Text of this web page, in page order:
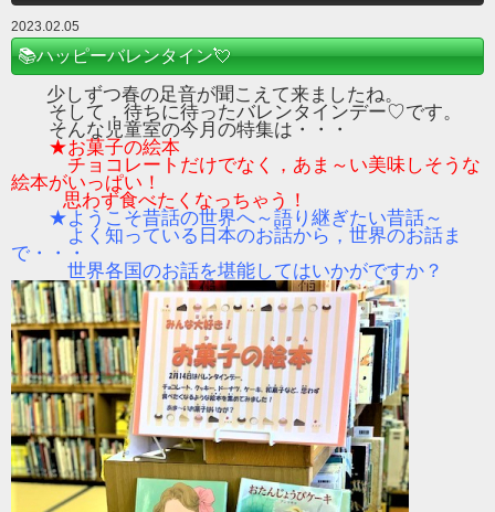
2023.02.05
📚ハッピーバレンタイン💘
少しずつ春の足音が聞こえて来ましたね。
そして，待ちに待ったバレンタインデー♡です。
そんな児童室の今月の特集は・・・
★お菓子の絵本
チョコレートだけでなく，あま～い美味しそうな
絵本がいっぱい！
思わず食べたくなっちゃう！
★ようこそ昔話の世界へ～語り継ぎたい昔話～
よく知っている日本のお話から，世界のお話ま
で・・・
世界各国のお話を堪能してはいかがですか？